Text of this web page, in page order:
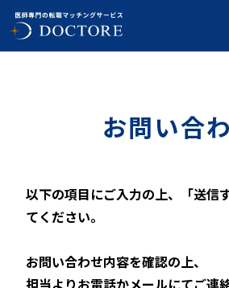
お問い合
以下の項目にご入力の上、「送信
てください。
お問い合わせ内容を確認の上、
担当よりお電話かメールにてご連